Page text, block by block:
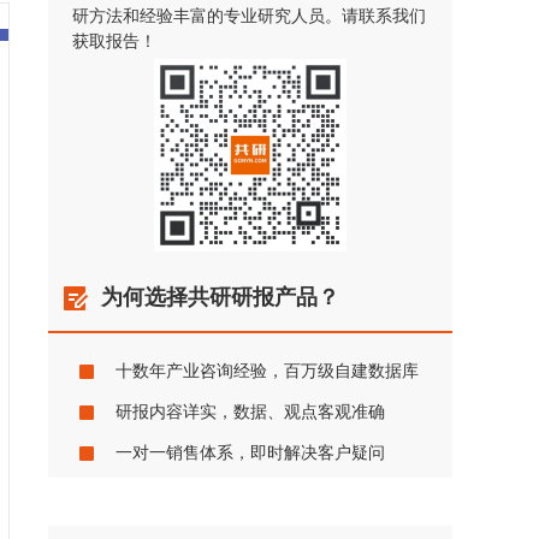
研方法和经验丰富的专业研究人员。请联系我们
获取报告！
为何选择共研研报产品？
十数年产业咨询经验，百万级自建数据库
研报内容详实，数据、观点客观准确
一对一销售体系，即时解决客户疑问